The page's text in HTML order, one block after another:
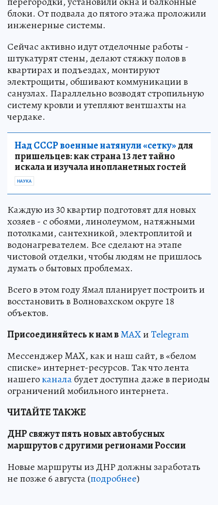
блоки. От подвала до пятого этажа проложили
инженерные системы.
Сейчас активно идут отделочные работы -
штукатурят стены, делают стяжку полов в
квартирах и подъездах, монтируют
электрощиты, обшивают коммуникации в
санузлах. Параллельно возводят стропильную
систему кровли и утепляют вентшахты на
чердаке.
Над СССР военные натянули «сетку»для
пришельцев: как страна 13 лет тайно
искала и изучала инопланетных гостей
НАУКА
Каждую из 30 квартир подготовят для новых
хозяев - с обоями, линолеумом, натяжными
потолками, сантехникой, электроплитой и
водонагревателем. Все сделают на этапе
чистовой отделки, чтобы людям не пришлось
думать о бытовых проблемах.
Всего в этом году Ямал планирует построить и
восстановить в Волновахском округе 18
объектов.
Присоединяйтесь к нам вMAXиTelegram
Мессенджер MAX, как и наш сайт, в «белом
списке» интернет-ресурсов. Так что лента
нашегоканалабудет доступна даже в периоды
ограничений мобильного интернета.
ЧИТАЙТЕ ТАКЖЕ
ДНР свяжут пять новых автобусных
маршрутов с другими регионами России
Новые маршруты из ДНР должны заработать
не позже 6 августа (подробнее)